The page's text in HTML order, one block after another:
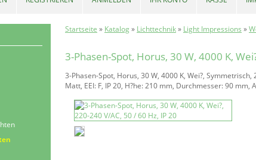
Startseite » Katalog» Lichttechnik» Light Impressions »
3-Phasen-Spot, Horus, 30 W, 4000 K,
3-Phasen-Spot, Horus, 30 W, 4000 K, Wei?,
Matt, EEI: F, IP 20, H?he: 210 mm, Durchmesser: 90